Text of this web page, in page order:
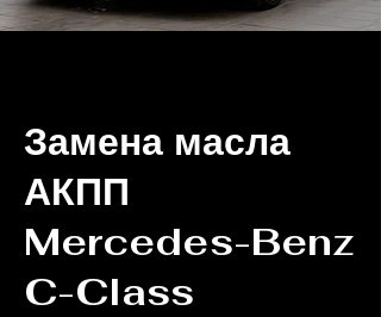
Замена масла
АКПП
Mercedes-Benz
C-Class